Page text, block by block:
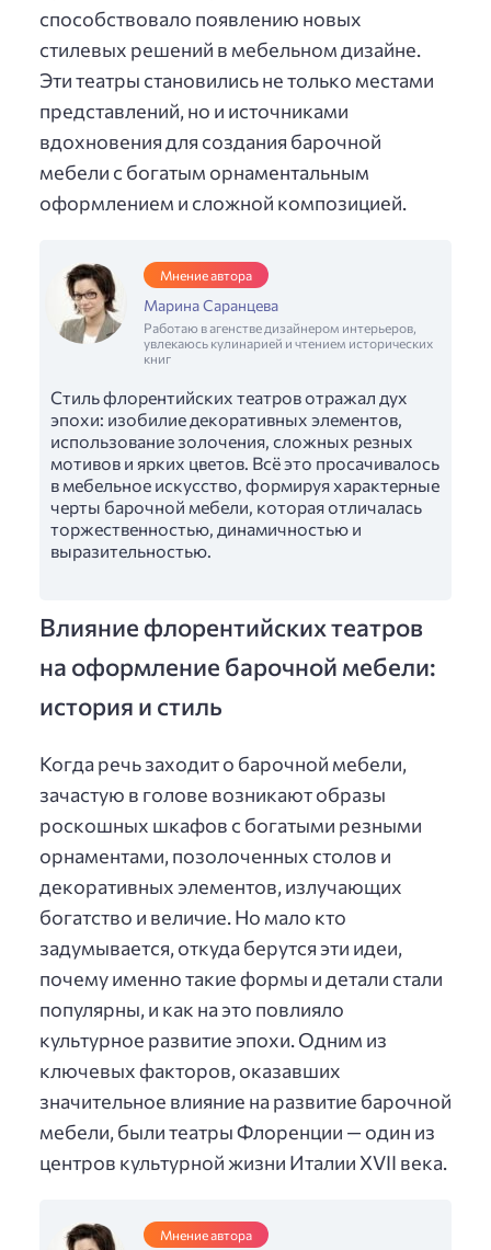
способствовало появлению новых
стилевых решений в мебельном дизайне.
Эти театры становились не только местами
представлений, но и источниками
вдохновения для создания барочной
мебели с богатым орнаментальным
оформлением и сложной композицией.
Мнение автора
Марина Саранцева
Работаю в агенстве дизайнером интерьеров,
увлекаюсь кулинарией и чтением исторических
книг
Стиль флорентийских театров отражал дух
эпохи: изобилие декоративных элементов,
использование золочения, сложных резных
мотивов и ярких цветов. Всё это просачивалось
в мебельное искусство, формируя характерные
черты барочной мебели, которая отличалась
торжественностью, динамичностью и
выразительностью.
Влияние флорентийских театров
на оформление барочной мебели:
история и стиль
Когда речь заходит о барочной мебели,
зачастую в голове возникают образы
роскошных шкафов с богатыми резными
орнаментами, позолоченных столов и
декоративных элементов, излучающих
богатство и величие. Но мало кто
задумывается, откуда берутся эти идеи,
почему именно такие формы и детали стали
популярны, и как на это повлияло
культурное развитие эпохи. Одним из
ключевых факторов, оказавших
значительное влияние на развитие барочной
мебели, были театры Флоренции — один из
центров культурной жизни Италии XVII века.
Мнение автора